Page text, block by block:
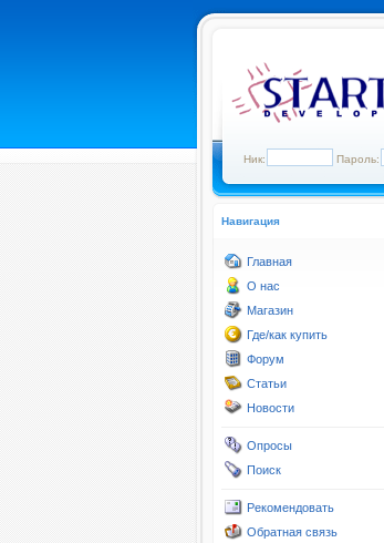
Ник: Пароль:
Навигация
Главная
О нас
Магазин
Где/как купить
Форум
Статьи
Новости
Опросы
Поиск
Рекомендовать
Обратная связь